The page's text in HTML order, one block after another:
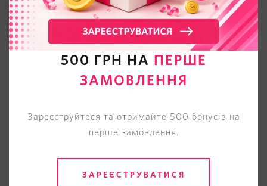
500 ГРН НА
ПЕРШЕ
ЗАМОВЛЕННЯ
Зареєструйтеся та отримайте 500 бонусів на
перше замовлення.
ЗАРЕЄСТРУВАТИСЯ